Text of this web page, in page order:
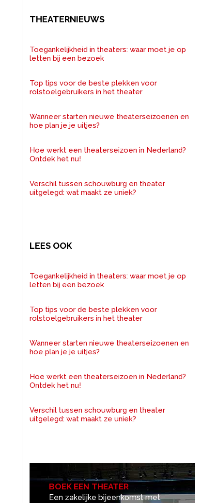
THEATERNIEUWS
Toegankelijkheid in theaters: waar moet je op
letten bij een bezoek
Top tips voor de beste plekken voor
rolstoelgebruikers in het theater
Wanneer starten nieuwe theaterseizoenen en
hoe plan je je uitjes?
Hoe werkt een theaterseizoen in Nederland?
Ontdek het nu!
Verschil tussen schouwburg en theater
uitgelegd: wat maakt ze uniek?
LEES OOK
Toegankelijkheid in theaters: waar moet je op
letten bij een bezoek
Top tips voor de beste plekken voor
rolstoelgebruikers in het theater
Wanneer starten nieuwe theaterseizoenen en
hoe plan je je uitjes?
Hoe werkt een theaterseizoen in Nederland?
Ontdek het nu!
Verschil tussen schouwburg en theater
uitgelegd: wat maakt ze uniek?
BOEK EEN THEATER
Een zakelijke bijeenkomst met